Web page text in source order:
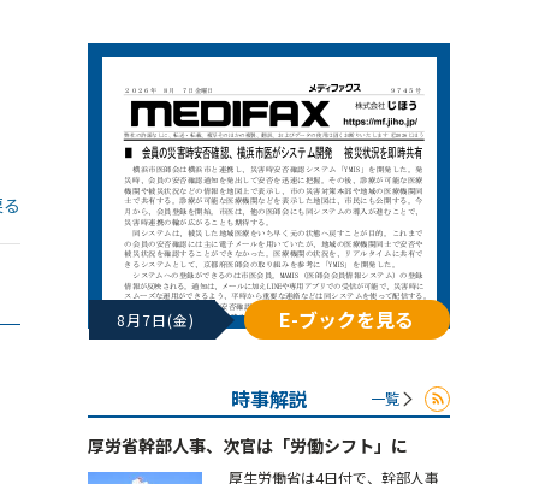
8月7日(金) E-ブックを見る
時事解説 一覧
厚労省幹部人事、次官は「労働シフト」に
厚生労働省は4日付で、幹部人事